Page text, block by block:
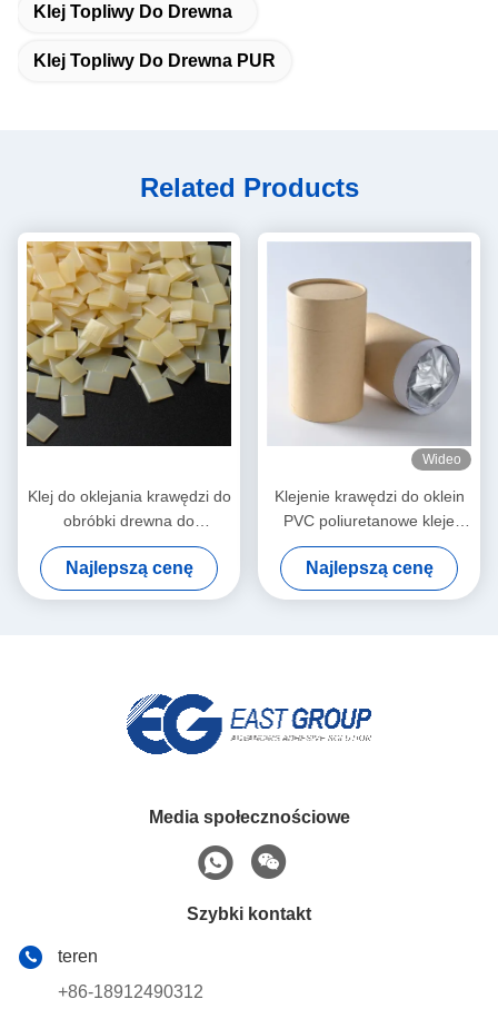
Klej Topliwy Do Drewna
Klej Topliwy Do Drewna PUR
Related Products
Klej do oklejania krawędzi do
obróbki drewna do
automatycznej okleiniarki
Najlepszą cenę
Wideo
Klejenie krawędzi do oklein
PVC poliuretanowe kleje
topliwe PUR do mebli
Najlepszą cenę
Media społecznościowe
Szybki kontakt
teren
+86-18912490312